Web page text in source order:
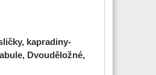
kapradiny-
Dvouděložné,